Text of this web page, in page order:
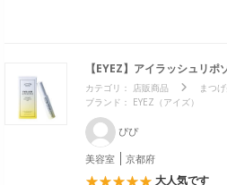
【EYEZ】アイラッシュリ
カテゴリ： 店販商品 まつ
ブランド： EYEZ（アイズ）
ぴぴ
美容室 京都府
大人気です